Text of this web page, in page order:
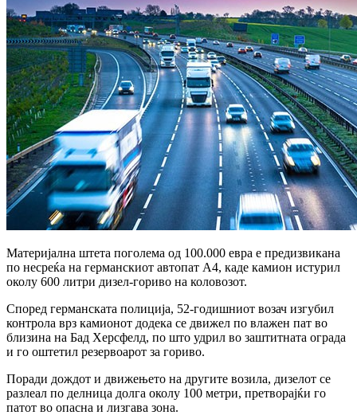
Материјална штета поголема од 100.000 евра е предизвикана
по несреќа на германскиот автопат А4, каде камион истурил
околу 600 литри дизел-гориво на коловозот.
Според германската полиција, 52-годишниот возач изгубил
контрола врз камионот додека се движел по влажен пат во
близина на Бад Херсфелд, по што удрил во заштитната ограда
и го оштетил резервоарот за гориво.
Поради дождот и движењето на другите возила, дизелот се
разлеал по делница долга околу 100 метри, претворајќи го
патот во опасна и лизгава зона.